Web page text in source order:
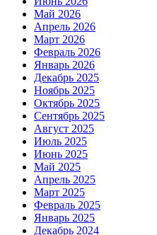
Май 2026
Апрель 2026
Март 2026
Февраль 2026
Январь 2026
Декабрь 2025
Ноябрь 2025
Октябрь 2025
Сентябрь 2025
Август 2025
Июль 2025
Июнь 2025
Май 2025
Апрель 2025
Март 2025
Февраль 2025
Январь 2025
Декабрь 2024